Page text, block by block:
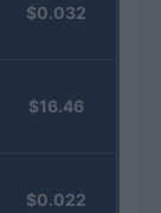
$0.032
$16.46
$0.022